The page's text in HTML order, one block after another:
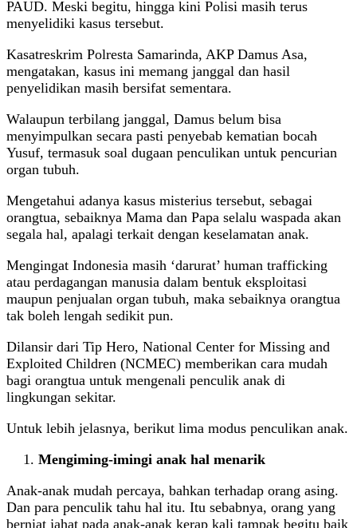
PAUD. Meski begitu, hingga kini Polisi masih terus
menyelidiki kasus tersebut.
Kasatreskrim Polresta Samarinda, AKP Damus Asa,
mengatakan, kasus ini memang janggal dan hasil
penyelidikan masih bersifat sementara.
Walaupun terbilang janggal, Damus belum bisa
menyimpulkan secara pasti penyebab kematian bocah
Yusuf, termasuk soal dugaan penculikan untuk pencurian
organ tubuh.
Mengetahui adanya kasus misterius tersebut, sebagai
orangtua, sebaiknya Mama dan Papa selalu waspada akan
segala hal, apalagi terkait dengan keselamatan anak.
Mengingat Indonesia masih ‘darurat’ human trafficking
atau perdagangan manusia dalam bentuk eksploitasi
maupun penjualan organ tubuh, maka sebaiknya orangtua
tak boleh lengah sedikit pun.
Dilansir dari Tip Hero, National Center for Missing and
Exploited Children (NCMEC) memberikan cara mudah
bagi orangtua untuk mengenali penculik anak di
lingkungan sekitar.
Untuk lebih jelasnya, berikut lima modus penculikan anak.
Mengiming-imingi anak hal menarik
Anak-anak mudah percaya, bahkan terhadap orang asing.
Dan para penculik tahu hal itu. Itu sebabnya, orang yang
berniat jahat pada anak-anak kerap kali tampak begitu baik